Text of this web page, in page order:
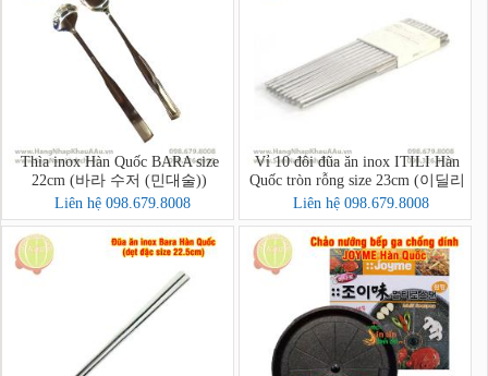
Thìa inox Hàn Quốc BARA size
22cm (바라 수저 (민대술))
Liên hệ 098.679.8008
Vỉ 10 đôi đũa ăn inox ITILI Hàn
Quốc tròn rỗng size 23cm (이딜리
진공저분 민자)
Liên hệ 098.679.8008